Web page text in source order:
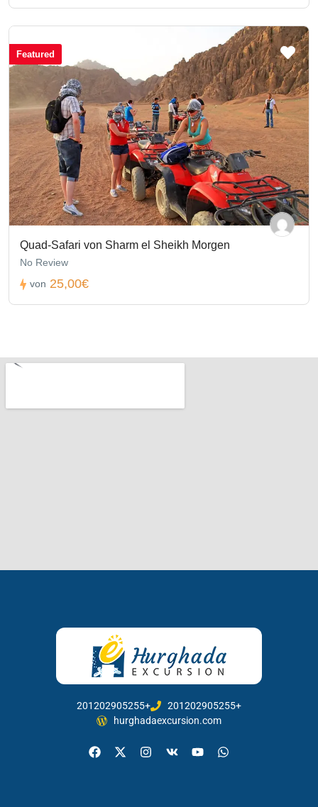
Featured
Quad-Safari von Sharm el Sheikh Morgen
No Review
von 25,00€
201202905255+
201202905255+
hurghadaexcursion.com